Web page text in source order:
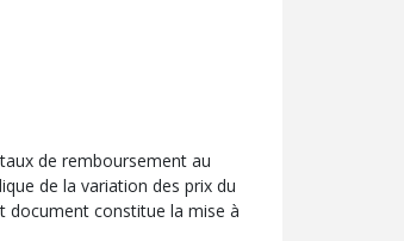
de remboursement au
de la variation des prix du
document constitue la mise à